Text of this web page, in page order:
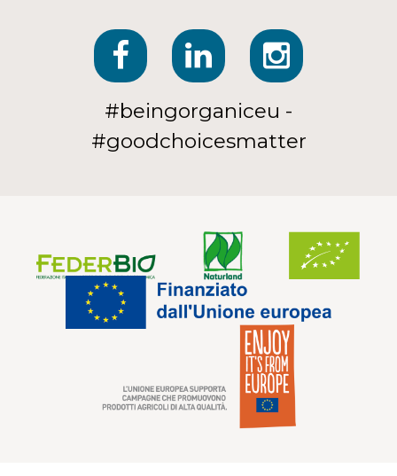
#beingorganiceu -
#goodchoicesmatter